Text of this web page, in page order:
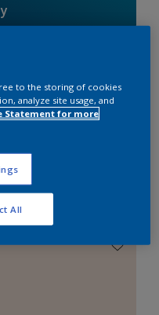
to the storing of cookies
analyze site usage, and
Statement for more
All